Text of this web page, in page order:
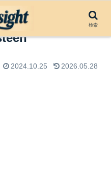
Born to Run
2024.10.25 2026.05.28
検索